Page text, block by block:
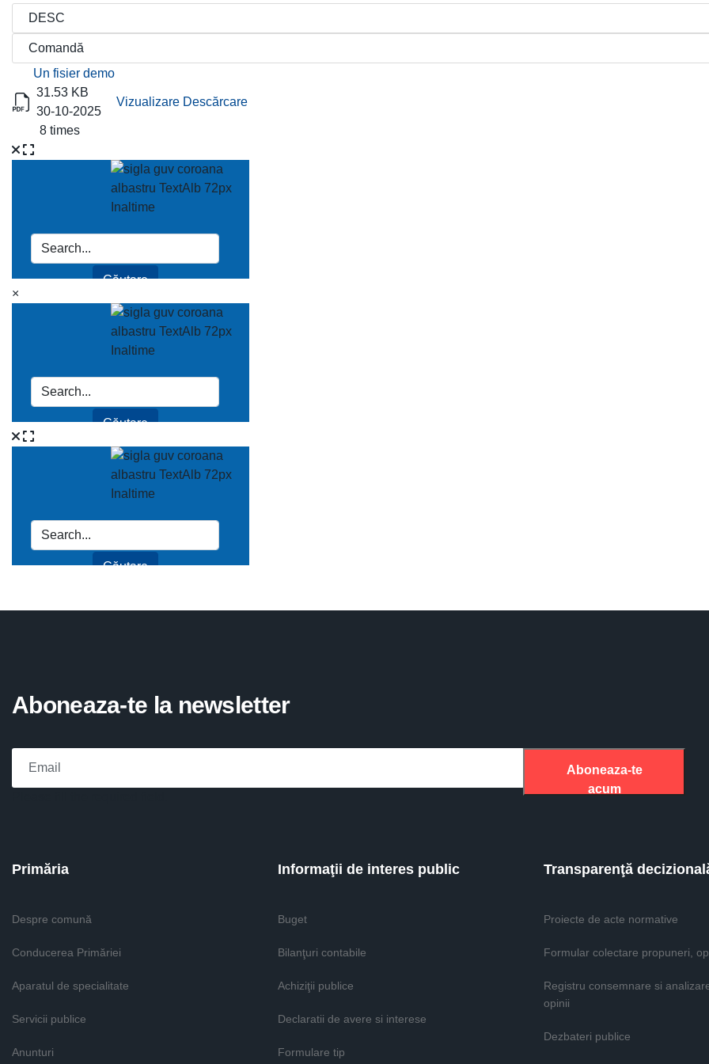
Titlu
Descărcare
Un fisier demo
31.53 KB
30-10-2025
8 times
Vizualizare Descărcare
×
Aboneaza-te la newsletter
Aboneaza-te
acum
Primăria
Despre comună
Conducerea Primăriei
Aparatul de specialitate
Servicii publice
Anunturi
Informaţii de interes public
Buget
Bilanţuri contabile
Achiziţii publice
Declaratii de avere si interese
Formulare tip
Transparenţă
Proiecte de acte normative
Formular colectare propuneri,
Registru consemnare si
opinii
Dezbateri publice